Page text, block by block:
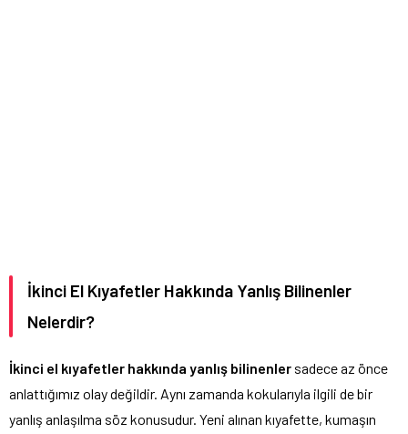
İkinci El Kıyafetler Hakkında Yanlış Bilinenler
Nelerdir?
İkinci el kıyafetler hakkında yanlış bilinenler sadece az önce
anlattığımız olay değildir. Aynı zamanda kokularıyla ilgili de bir
yanlış anlaşılma söz konusudur. Yeni alınan kıyafette, kumaşın